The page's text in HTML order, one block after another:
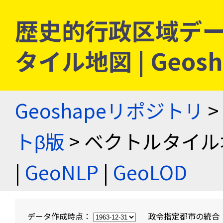
歴史的行政区域デ
タイル地図 |
Geoshapeリポジトリ >
トβ版 > ベクトルタイ
| GeoNLP | GeoLOD
データ作成時点： 政令指定都市の統